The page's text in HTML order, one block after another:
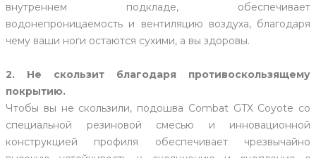
внутреннем подкладе, обеспечивает
водонепроницаемость и вентиляцию воздуха, благодаря
чему ваши ноги остаются сухими, а вы здоровы.
2. Не скользит благодаря противоскользящему
покрытию.
Чтобы вы не скользили, подошва Combat GTX Coyote со
специальной резиновой смесью и инновационной
конструкцией профиля обеспечивает чрезвычайно